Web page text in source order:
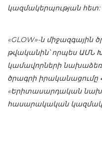
կազմակերպության հետ:
«GLOW»-ն միջազգային
թվականին՝ որպես ԱՄՆ
կամավորների
ծրագրի իրականացումը
«Երիտասարդական
հասարակական